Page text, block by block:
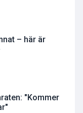
– här är
"Kommer